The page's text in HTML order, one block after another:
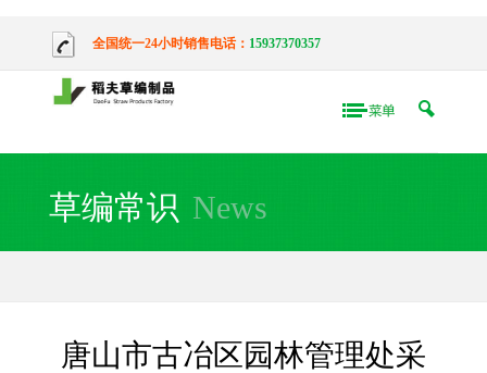
全国统一24小时销售电话： 15937370357
草编常识 News
唐山市古冶区园林管理处采